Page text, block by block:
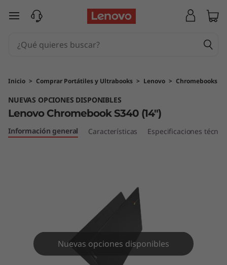
o
v
o
C
Ir al contenido principal
Inicio > Comprar Portátiles y Ultrabooks > Lenovo > Chromebooks
NUEVAS OPCIONES DISPONIBLES
Lenovo Chromebook S340 (14")
Información general Características Especificaciones
Nuevas opciones disponibles